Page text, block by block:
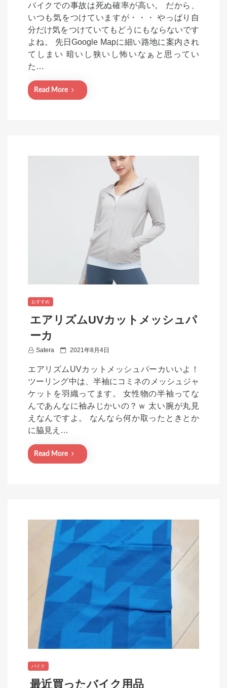
s
t
e
d
o
バイクでの事故は死ぬ確率が高い。 だから、
いつも気をつけていますが・・・ やっぱり自
分だけ気をつけていてもどうにもならないです
よね。 先日Google Mapに細い路地に案内され
てしまい 暗いし狭いし怖いなぁと思ってい
た…
Read More
おすすめ
エアリズムUVカットメッシュパ
ーカ
Satera
P
s
e
d
o
n
2021年8月4日
エアリズムUVカットメッシュパーカいいよ！
ツーリング中は、半袖にコミネのメッシュジャ
ケットを羽織ってます。 女性物の半袖ってな
んであんなに袖みじかいの？ｗ 太い腕が丸見
えなんですよ。 なんなら何か取ったときとか
に脇見え…
Read More
バイク
最近買ったバイク用品